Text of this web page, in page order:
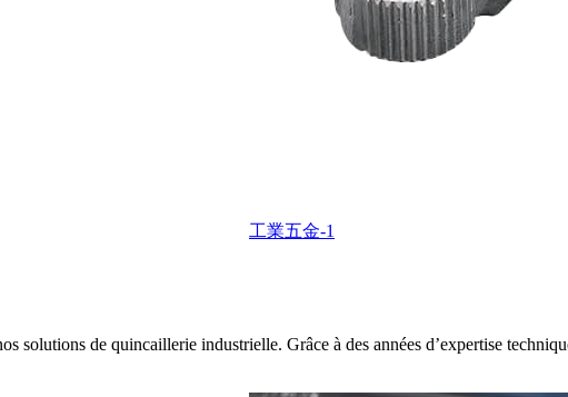
工業五金-1
solutions de quincaillerie industrielle. Grâce à des années d’expertise